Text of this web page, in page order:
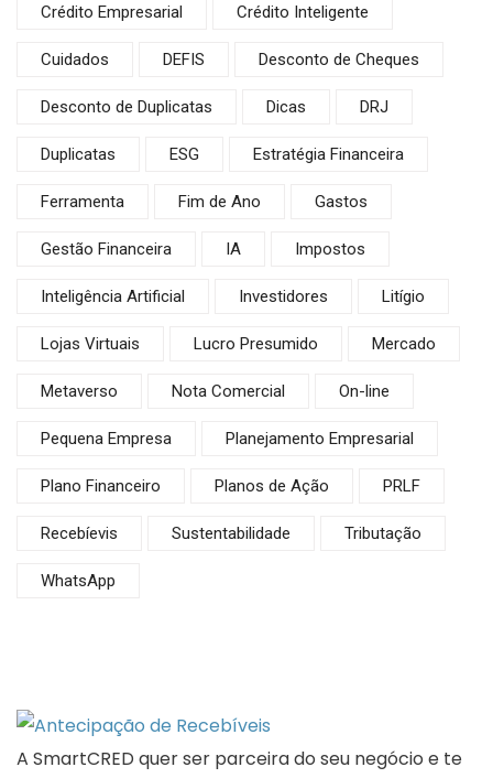
Crédito Empresarial Crédito Inteligente
Cuidados DEFIS Desconto de Cheques
Desconto de Duplicatas Dicas DRJ
Duplicatas ESG Estratégia Financeira
Ferramenta Fim de Ano Gastos
Gestão Financeira IA Impostos
Inteligência Artificial Investidores Litígio
Lojas Virtuais Lucro Presumido Mercado
Metaverso Nota Comercial On-line
Pequena Empresa Planejamento Empresarial
Plano Financeiro Planos de Ação PRLF
Recebíevis Sustentabilidade Tributação
WhatsApp
A SmartCRED quer ser parceira do seu negócio e te